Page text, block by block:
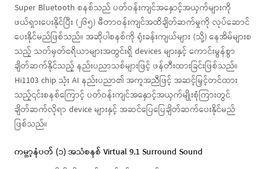
Super Bluetooth စနစ်သည် ပတ်ဝန်းကျင်အနှောင့်အယှက်များကို
ဖယ်ရှားပေးနိုင်ပြီး (၂၆၅) မီတာဝန်းကျင်အထိချိတ်ဆက်မှုကို လုပ်ဆောင်
ပေးနိုင်မည်ဖြစ်သည်။ အဆိုပါစနစ်ကို ရုံးခန်းကျယ်များ (သို့) နေအိမ်များစ
သည့် သတ်မှတ်ဧရိယာများအတွင်းရှိ devices များနှင့် ကောင်းမွန်စွာ
ချိတ်ဆက်နိုင်သည့် နည်းပညာသစ်များဖြင့် ဖန်တီးထားခြင်းဖြစ်သည်။
Hi1103 chip သုံး AI နည်းပညာ၏ အကူအညီဖြင့် အဆင့်မြှင့်တင်ထား
သည့်၎င်းစနစ်ကြောင့် ပတ်ဝန်းကျင်အနှောင့်အယှက်မျိုးစုံကြားတွင်
ချိတ်ဆက်လိုရာ device များနှင့် အဆင်ပြေပြေချိတ်ဆက်ပေးနိုင်မည်
ဖြစ်သည်။
ကမ္ဘာ့နံပတ် (၁) အသံစနစ် Virtual 9.1 Surround Sound